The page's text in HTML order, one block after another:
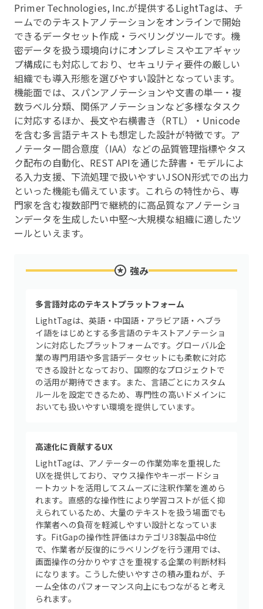
Primer Technologies, Inc.が提供するLightTagは、チ
ームでのテキストアノテーションをオンラインで開始
できるデータセット作成・ラベリングツールです。機
密データを扱う環境向けにオンプレミスやエアギャッ
プ構成にも対応しており、セキュリティ要件の厳しい
組織でも導入形態を選びやすい設計となっています。
機能面では、スパンアノテーションや文書の単一・複
数ラベル分類、関係アノテーションなど多様なタスク
に対応するほか、長文や右横書き（RTL）・Unicode
を含む多言語テキストも想定した設計が特徴です。ア
ノテーター間合意度（IAA）などの品質管理指標やタス
ク配布の自動化、REST APIを通じた辞書・モデルによ
る入力支援、下流処理で扱いやすいJSON形式での出力
といった機能も備えています。これらの特性から、専
門家を含む複数部門で継続的に高品質なアノテーショ
ンデータを生成したい中堅〜大規模な組織に適したツ
ールといえます。
強み
多言語対応のテキストプラットフォーム
LightTagは、英語・中国語・アラビア語・ヘブラ
イ語をはじめとする多言語のテキストアノテーショ
ンに対応したプラットフォームです。グローバル企
業の専門用語や多言語データセットにも柔軟に対応
できる設計となっており、国際的なプロジェクトで
の活用が期待できます。また、言語ごとにカスタム
ルールを設定できるため、専門性の高いドメインに
おいても扱いやすい環境を提供しています。
高速化に貢献するUX
LightTagは、アノテーターの作業効率を重視した
UXを提供しており、マウス操作やキーボードショ
ートカットを活用してスムーズに注釈作業を進めら
れます。直感的な操作性により学習コストが低く抑
えられているため、大量のテキストを扱う場面でも
作業者への負荷を軽減しやすい設計となっていま
す。FitGapの操作性評価はカテゴリ38製品中8位
で、作業者が反復的にラベリングを行う運用では、
画面操作の分かりやすさを重視する企業の判断材料
になります。こうした使いやすさの積み重ねが、チ
ーム全体のパフォーマンス向上にもつながると考え
られます。